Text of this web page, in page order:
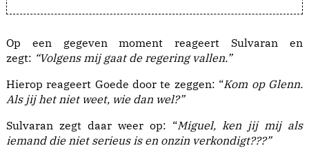
Op een gegeven moment reageert Sulvaran en
zegt: “Volgens mij gaat de regering vallen.”
Hierop reageert Goede door te zeggen: “Kom op Glenn.
Als jij het niet weet, wie dan wel?”
Sulvaran zegt daar weer op: “Miguel, ken jij mij als
iemand die niet serieus is en onzin verkondigt???”